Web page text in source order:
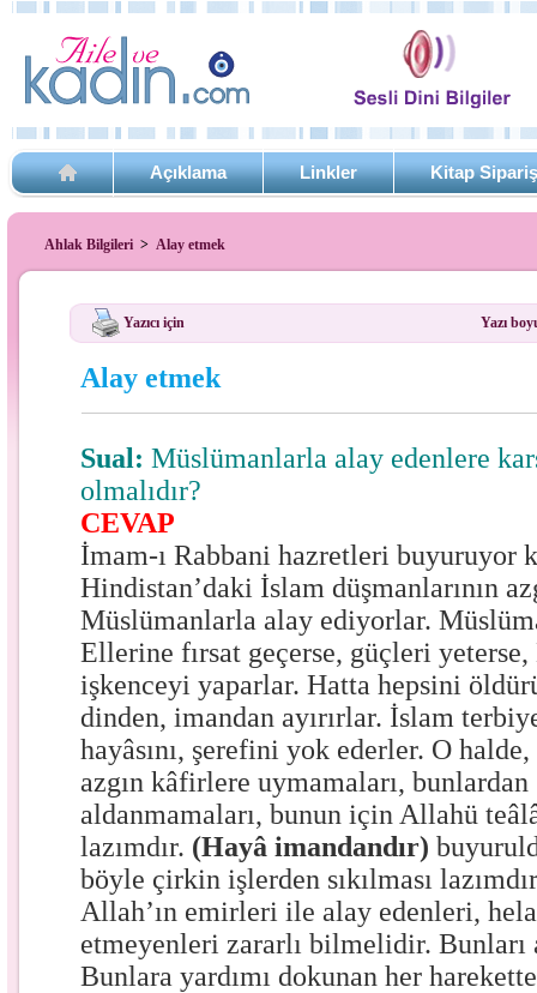
Açıklama Linkler Kitap
Ahlak Bilgileri > Alay etmek
Yazıcı için Yazı
Alay etmek
Sual:Müslümanlarla alay edenlere
olmalıdır?
CEVAP
İmam-ı Rabbani hazretleri buyuruyor
Hindistan’daki İslam düşmanlarının
Müslümanlarla alay ediyorlar.
Ellerine fırsat geçerse, güçleri
işkenceyi yaparlar. Hatta hepsini
dinden, imandan ayırırlar. İslam
hayâsını, şerefini yok ederler. O
azgın kâfirlere uymamaları, bunlardan
aldanmamaları, bunun için Allahü
lazımdır. (Hayâ imandandır)
böyle çirkin işlerden sıkılması
Allah’ın emirleri ile alay edenleri,
etmeyenleri zararlı bilmelidir. Bunları
Bunlara yardımı dokunan her